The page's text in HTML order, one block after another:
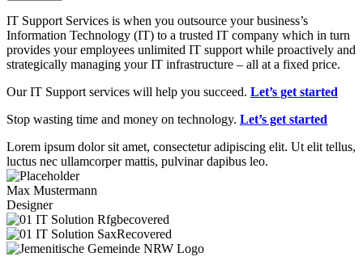
IT Support Services is when you outsource your business’s
Information Technology (IT) to a trusted IT company which in turn
provides your employees unlimited IT support while proactively and
strategically managing your IT infrastructure – all at a fixed price.
Our IT Support services will help you succeed. Let’s get started
Stop wasting time and money on technology. Let’s get started
Lorem ipsum dolor sit amet, consectetur adipiscing elit. Ut elit tellus,
luctus nec ullamcorper mattis, pulvinar dapibus leo.
Max Mustermann
Designer